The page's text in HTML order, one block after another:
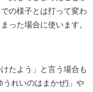
の様子とは打って変わ
った場合に使います。
たよう」と言う場合も
うれいのはまかぜ)」や